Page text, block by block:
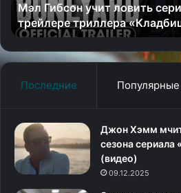
триллера
«Кладбище
костей»
Мэл Гибсон учит ловить
трейлере триллера
Последние Популярные
Джон Хэмм
сезона сериала
(видео)
09.12.2025